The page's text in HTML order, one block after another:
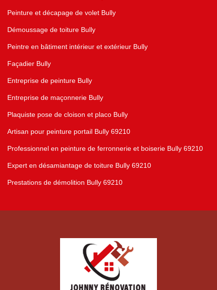
Peinture et décapage de volet Bully
Démoussage de toiture Bully
Peintre en bâtiment intérieur et extérieur Bully
Façadier Bully
Entreprise de peinture Bully
Entreprise de maçonnerie Bully
Plaquiste pose de cloison et placo Bully
Artisan pour peinture portail Bully 69210
Professionnel en peinture de ferronnerie et boiserie Bully 69210
Expert en désamiantage de toiture Bully 69210
Prestations de démolition Bully 69210